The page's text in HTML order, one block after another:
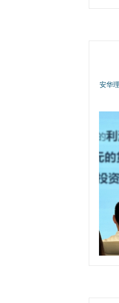
安华